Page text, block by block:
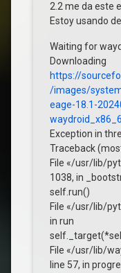
2.2 me da este
Estoy usando
Waiting for
Downloading
https://
/images/
eage-18.1-
Exception in
Traceback
File «/usr/lib/
1038, in
self.run()
File «/usr/lib/
in run
File «/usr/lib/
line 57, in